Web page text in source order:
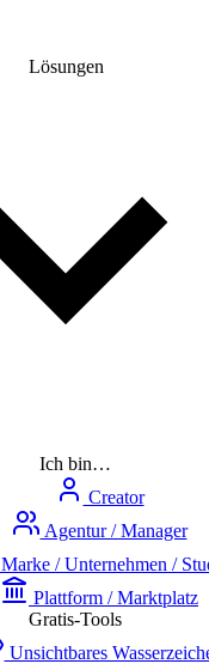
Lösungen
Ich bin…
Creator
Agentur / Manager
Marke / Unternehmen /
Plattform / Marktplatz
Gratis-Tools
Unsichtbares